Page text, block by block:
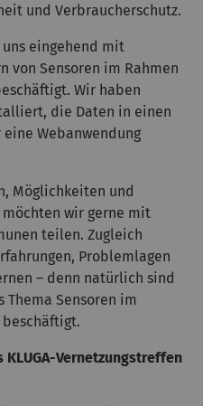
und Verbraucherschutz.
eingehend mit
von Sensoren im Rahmen
Wir haben
die Daten in einen
Webanwendung
Möglichkeiten und
wir gerne mit
teilen. Zugleich
Problemlagen
– denn natürlich sind
Sensoren im
beschäftigt.
Vernetzungstreffen